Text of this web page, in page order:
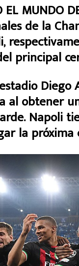
EL MUNDO
de la
principal
al obtener
Napoli
la próxima